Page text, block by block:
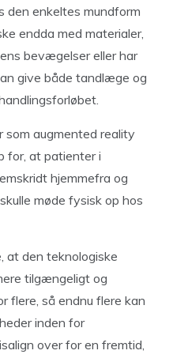
den enkeltes mundform
endda med materialer,
bevægelser eller har
give både tandlæge og
som augmented reality
for, at patienter i
hjemmefra og
møde fysisk op hos
at den teknologiske
tilgængeligt og
flere, så endnu flere kan
inden for
over for en fremtid,